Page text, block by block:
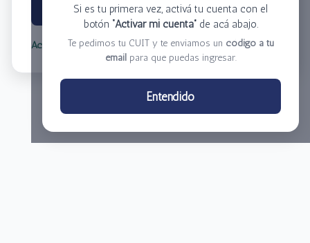
Si es tu primera vez, activá tu cuenta con el
botón “Activar mi cuenta”de acá abajo.
Te pedimos tu CUIT y te enviamos un código a tu
email para que puedas ingresar.
Entendido
Ingresar
Activar mi cuenta Olvidé mi clave
Centro de Distribución El Bacha S.A.